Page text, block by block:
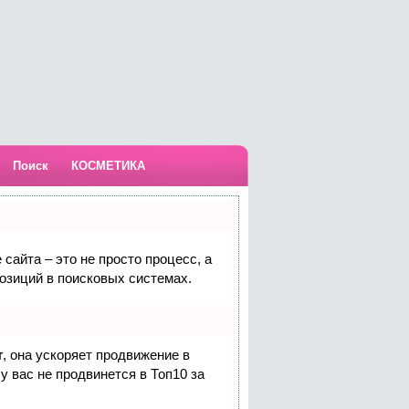
Поиск КОСМЕТИКА
– это не просто процесс, а
в поисковых системах.
, она ускоряет продвижение в
вас не продвинется в Топ10 за